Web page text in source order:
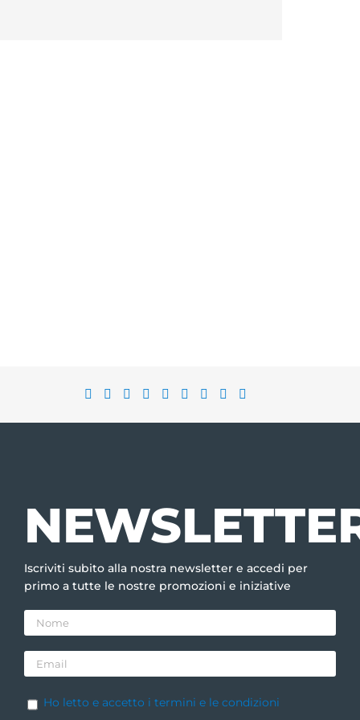
Iscriviti subito alla nostra newsletter e accedi per
primo a tutte le nostre promozioni e iniziative
Ho letto e accetto i termini e le condizioni